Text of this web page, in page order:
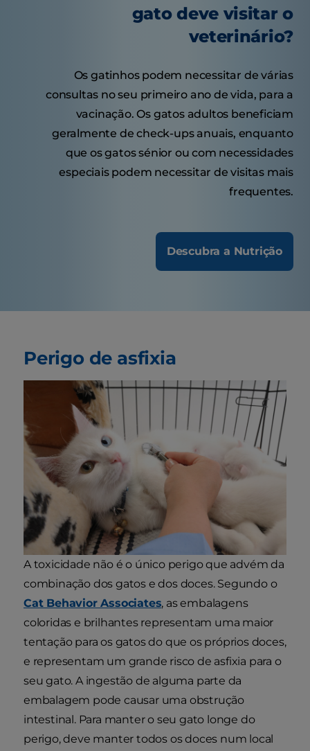
gato deve visitar o
veterinário?
Os gatinhos podem necessitar de várias
consultas no seu primeiro ano de vida, para a
vacinação. Os gatos adultos beneficiam
geralmente de check-ups anuais, enquanto
que os gatos sénior ou com necessidades
especiais podem necessitar de visitas mais
frequentes.
Descubra a Nutrição
Perigo de asfixia
A toxicidade não é o único perigo que advém da
combinação dos gatos e dos doces. Segundo o
Cat Behavior Associates, as embalagens
coloridas e brilhantes representam uma maior
tentação para os gatos do que os próprios doces,
e representam um grande risco de asfixia para o
seu gato. A ingestão de alguma parte da
embalagem pode causar uma obstrução
intestinal. Para manter o seu gato longe do
perigo, deve manter todos os doces num local